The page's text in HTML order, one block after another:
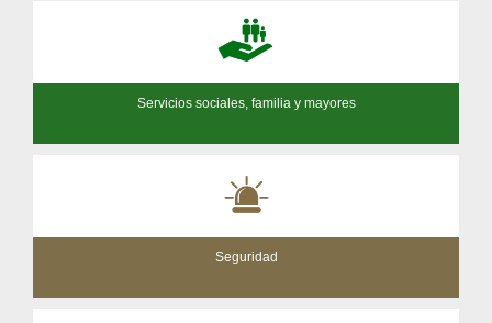
Servicios sociales, familia y mayores
Seguridad